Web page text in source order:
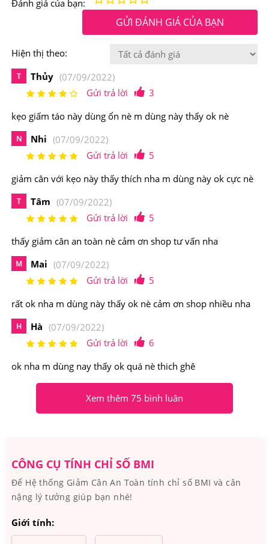
mịn màng
Điểm nổi bật củaKẹo Dẻo Giấm Táo Hỗ Trợ Giảm
Cân Goli Apple Cider Vinegar Gummies 60 Viên
Kẹo dẻo giấm táoGoli Apple Cider Vinegar Gummies
giới. Viên Goli Apple Cider Vinegar Gummies hỗ trợ
đường ruột khỏe mạnh, tăng cường miễn dịch, hỗ trợ đốt
cháy mỡ thừa duy trì vóc dáng, giảm cholesterol, bảo vệ
tim mạch, …
Kẹo Dẻo Giấm Táo Hỗ Trợ Giảm Cân Goli Apple Cider
Vinegar duy trì cân nặng và vóc dáng
2.Kẹo Dẻo Giấm Táo Hỗ Trợ Giảm Cân Goli
Apple Cider Vinegar Gummies 60 Viên Có
Nguồn Gốc Xuất Xứ Từ Đâu, Thành Phần Như
Đánh giá của bạn:
GỬI ĐÁNH GIÁ CỦA BẠN
Hiện thị theo:
T Thủy (07/09/2022)
Gửi trả lời
3
kẹo giấm táo này dùng ổn nè m dùng này thấy ok nè
N Nhi (07/09/2022)
Gửi trả lời
5
giảm cân với kẹo này thấy thích nha m dùng này ok cực nè
T Tâm (07/09/2022)
Gửi trả lời
5
thấy giảm cân an toàn nè cảm ơn shop tư vấn nha
M Mai (07/09/2022)
Gửi trả lời
5
rất ok nha m dùng này thấy ok nè cảm ơn shop nhiều nha
H Hà (07/09/2022)
Gửi trả lời
6
ok nha m dùng nay thấy ok quá nè thich ghê
Xem thêm 75 bình luân
CÔNG CỤ TÍNH CHỈ SỐ BMI
Để Hệ thống Giảm Cân An Toàn tính chỉ số BMI và cân
nặng lý tưởng giúp bạn nhé!
Giới tính: